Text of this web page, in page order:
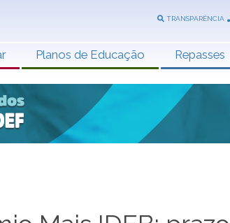
TRANSPARÊNCIA
Planos de Educação Repasses